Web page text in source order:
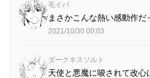
毛イパ
まさかこんな熱い感動作だ
2021/10/30 00:03
ダークネスソルト
天使と悪魔に唆されて改心